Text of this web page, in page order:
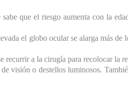
que el riesgo aumenta con la
el globo ocular se alarga más de
recurrir a la cirugía para recolocar la
visión o destellos luminosos.